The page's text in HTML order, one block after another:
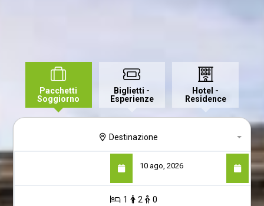
Pacchetti
Soggiorno
Biglietti -
Esperienze
Hotel -
Residence
Destinazione
1 2 0